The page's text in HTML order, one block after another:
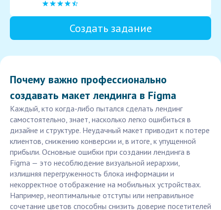
Создать задание
Почему важно профессионально
создавать макет лендинга в Figma
Каждый, кто когда-либо пытался сделать лендинг
самостоятельно, знает, насколько легко ошибиться в
дизайне и структуре. Неудачный макет приводит к потере
клиентов, снижению конверсии и, в итоге, к упущенной
прибыли. Основные ошибки при создании лендинга в
Figma — это несоблюдение визуальной иерархии,
излишняя перегруженность блока информации и
некорректное отображение на мобильных устройствах.
Например, неоптимальные отступы или неправильное
сочетание цветов способны снизить доверие посетителей